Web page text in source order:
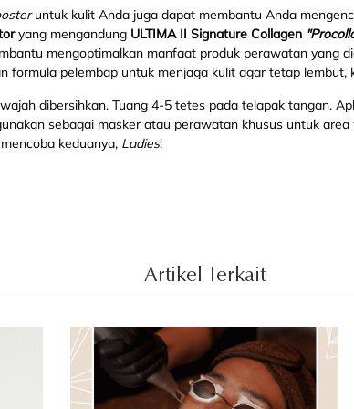
untuk kulit Anda juga dapat membantu Anda
yang mengandung ULTIMA II Signature Collagen
mengoptimalkan manfaat produk perawatan yang
formula pelembap untuk menjaga kulit agar tetap lembut,
dibersihkan. Tuang 4-5 tetes pada telapak tangan.
sebagai masker atau perawatan khusus untuk
keduanya, Ladies!
Artikel Terkait